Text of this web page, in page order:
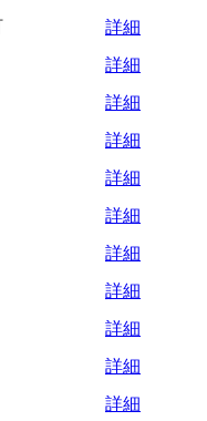
詳細
詳細
詳細
詳細
詳細
詳細
詳細
詳細
詳細
詳細
詳細